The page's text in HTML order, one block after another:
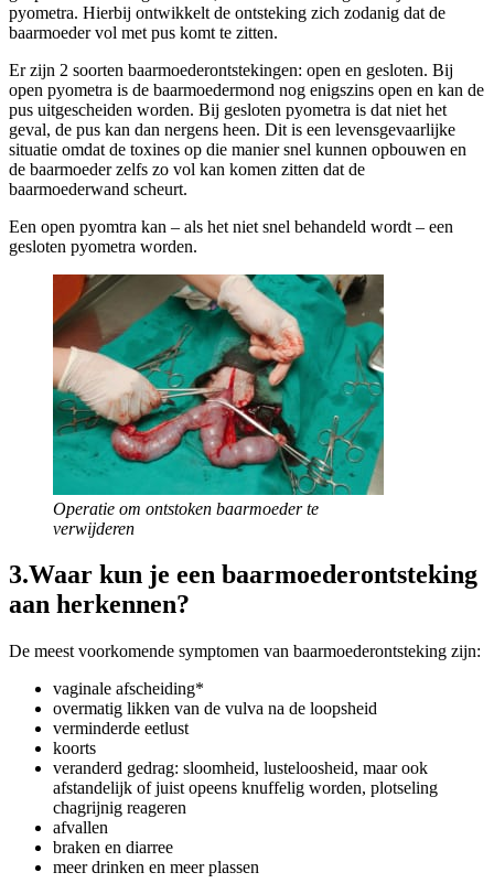
pyometra. Hierbij ontwikkelt de ontsteking zich zodanig dat de
baarmoeder vol met pus komt te zitten.
Er zijn 2 soorten baarmoederontstekingen: open en gesloten. Bij
open pyometra is de baarmoedermond nog enigszins open en kan de
pus uitgescheiden worden. Bij gesloten pyometra is dat niet het
geval, de pus kan dan nergens heen. Dit is een levensgevaarlijke
situatie omdat de toxines op die manier snel kunnen opbouwen en
de baarmoeder zelfs zo vol kan komen zitten dat de
baarmoederwand scheurt.
Een open pyomtra kan – als het niet snel behandeld wordt – een
gesloten pyometra worden.
Operatie om ontstoken baarmoeder te
verwijderen
3.Waar kun je een baarmoederontsteking
aan herkennen?
De meest voorkomende symptomen van baarmoederontsteking zijn:
vaginale afscheiding*
overmatig likken van de vulva na de loopsheid
verminderde eetlust
koorts
veranderd gedrag: sloomheid, lusteloosheid, maar ook
afstandelijk of juist opeens knuffelig worden, plotseling
chagrijnig reageren
afvallen
braken en diarree
meer drinken en meer plassen